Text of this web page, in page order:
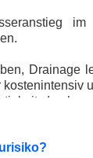
durch